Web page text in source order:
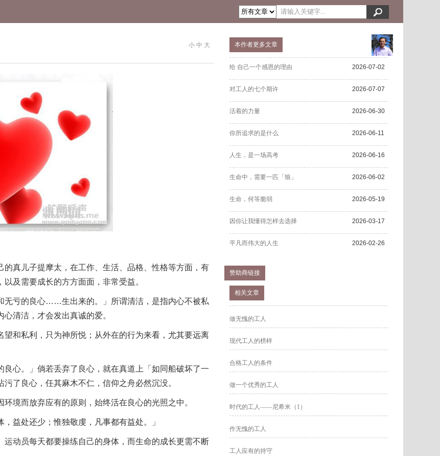
小 中 大
真儿子提摩太，在工作、生活、品格、性格等方面，有
及需要成长的方方面面，非常受益。
无亏的良心……生出来的。」所谓清洁，是指内心不被私
清洁，才会发出真诚的爱。
和私利，只为神所悦；从外在的行为来看，尤其要远离
心。」倘若丢弃了良心，就在真道上「如同船破坏了一
了良心，任其麻木不仁，信仰之舟必然沉没。
而放弃应有的原则，始终活在良心的光照之中。
益处还少；惟独敬虔，凡事都有益处。」
动员每天都要操练自己的身体，而生命的成长更需不断
本作者更多文章
给 自己一个感恩的理由 2026-07-02
对工人的七个期许 2026-07-07
活着的力量 2026-06-30
你所追求的是什么 2026-06-11
人生，是一场高考 2026-06-16
生命中，需要一匹「狼」 2026-06-02
生命，何等脆弱 2026-05-19
因你让我懂得怎样去选择 2026-03-17
平凡而伟大的人生 2026-02-26
赞助商链接
相关文章
做无愧的工人
现代工人的榜样
合格工人的条件
做一个优秀的工人
时代的工人——尼希米（1）
作无愧的工人
工人应有的持守